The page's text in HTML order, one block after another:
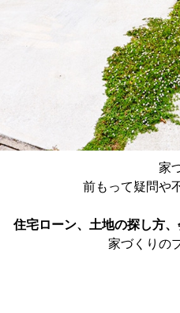
家
前もって疑問や
住宅ローン、土地の探し方
家づくりの